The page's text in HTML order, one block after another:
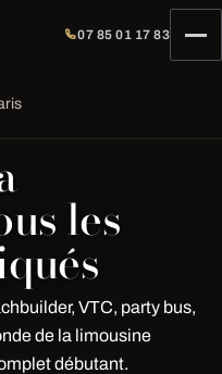
07 85 01 17 83
les
VTC, party bus,
de la limousine
débutant.